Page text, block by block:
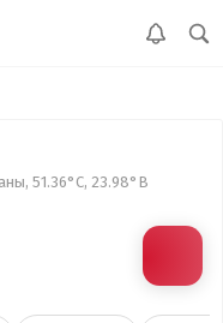
51.36°С, 23.98°В